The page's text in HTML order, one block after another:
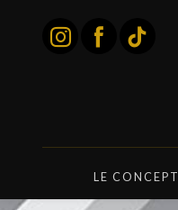
LE CONCEPT